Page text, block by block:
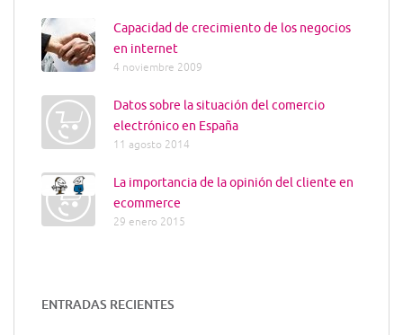
Capacidad de crecimiento de los negocios
en internet
4 noviembre 2009
Datos sobre la situación del comercio
electrónico en España
11 agosto 2014
La importancia de la opinión del cliente en
ecommerce
29 enero 2015
ENTRADAS RECIENTES